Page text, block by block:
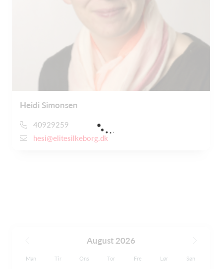
Heidi Simonsen
40929259
hesi@elitesilkeborg.dk
August 2026
Man Tir Ons Tor Fre Lør Søn